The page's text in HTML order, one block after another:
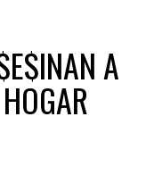
A